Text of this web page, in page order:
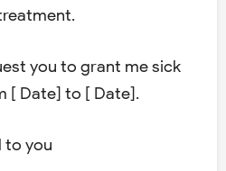
you to grant me sick
[ Date] to [ Date].
to you